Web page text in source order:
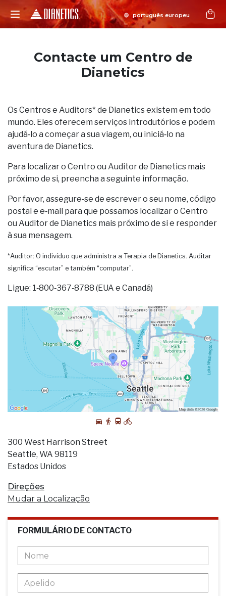
Contacte um Centro de
Dianetics
Os Centros e Auditors* de Dianetics existem em todo
mundo. Eles oferecem serviços introdutórios e podem
ajudá‑lo a começar a sua viagem, ou iniciá‑lo na
aventura de Dianetics.
Para localizar o Centro ou Auditor de Dianetics mais
próximo de si, preencha a seguinte informação.
Por favor, assegure‑se de escrever o seu nome, código
postal e e‑mail para que possamos localizar o Centro
ou Auditor de Dianetics mais próximo de si e responder
à sua mensagem.
*Auditor: O indivíduo que administra a Terapia de Dianetics. Auditar
significa “escutar” e também “computar”.
Ligue: 1‑800‑367‑8788 (EUA e Canadá)
300 West Harrison Street
Seattle, WA 98119
Estados Unidos
Direções
Mudar a Localização
FORMULÁRIO DE CONTACTO